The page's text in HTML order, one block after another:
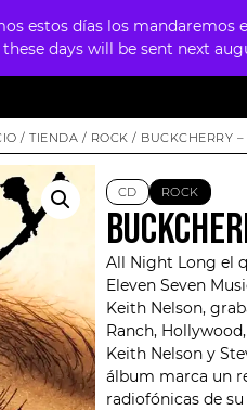
estos días los
days will be sent next
MERCHANDISING
/ TIENDA / ROCK / BUCKCHERRY
CD ROCK
All Night Long el
Eleven Seven
Keith Nelson,
Ranch,
Keith Nelson y
álbum marca un
radiofónicas de